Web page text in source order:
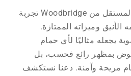
يوفر حوض الاستحمام المستقل من Woodbridge تجربة
وميزاته الممتازة.
يجعله مثاليًا لأي حمام
بمظهر رائع فحسب، بل
مريحة وآمنة. دعنا نستكشف